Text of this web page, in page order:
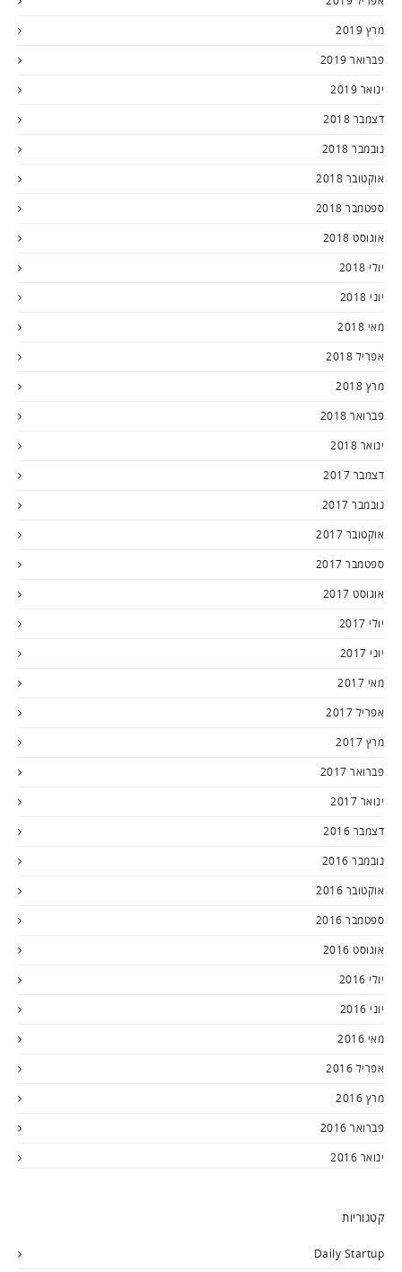
מרץ 2019
פברואר 2019
ינואר 2019
דצמבר 2018
נובמבר 2018
אוקטובר 2018
ספטמבר 2018
אוגוסט 2018
יולי 2018
יוני 2018
מאי 2018
אפריל 2018
מרץ 2018
פברואר 2018
ינואר 2018
דצמבר 2017
נובמבר 2017
אוקטובר 2017
ספטמבר 2017
אוגוסט 2017
יולי 2017
יוני 2017
מאי 2017
אפריל 2017
מרץ 2017
פברואר 2017
ינואר 2017
דצמבר 2016
נובמבר 2016
אוקטובר 2016
ספטמבר 2016
אוגוסט 2016
יולי 2016
יוני 2016
מאי 2016
אפריל 2016
מרץ 2016
פברואר 2016
ינואר 2016
קטגוריות
Daily Startup